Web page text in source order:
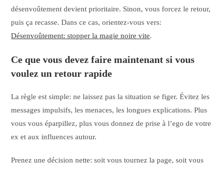
désenvoûtement devient prioritaire. Sinon, vous forcez le retour,
puis ça recasse. Dans ce cas, orientez-vous vers:
Désenvoûtement: stopper la magie noire vite.
Ce que vous devez faire maintenant si vous
voulez un retour rapide
La règle est simple: ne laissez pas la situation se figer. Évitez les
messages impulsifs, les menaces, les longues explications. Plus
vous vous éparpillez, plus vous donnez de prise à l’ego de votre
ex et aux influences autour.
Prenez une décision nette: soit vous tournez la page, soit vous